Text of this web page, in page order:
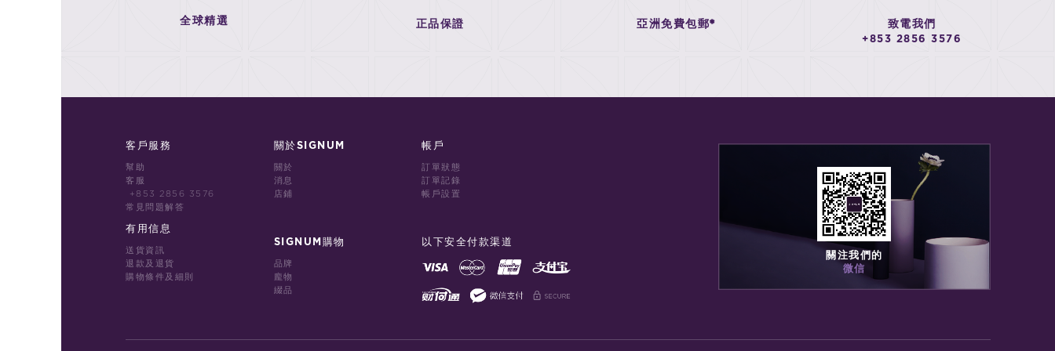
全球精選 正品保證 亞洲免費包郵* 致電我們
+853 2856 3576
客戶服務
幫助
客服
+853 2856 3576
常見問題解答
有用信息
送貨資訊
退款及退貨
購物條件及細則
關於SIGNUM
關於
消息
店鋪
SIGNUM購物
品牌
龐物
綴品
帳戶
訂單狀態
訂單記錄
帳戶設置
以下安全付款渠道
關注我們的
微信